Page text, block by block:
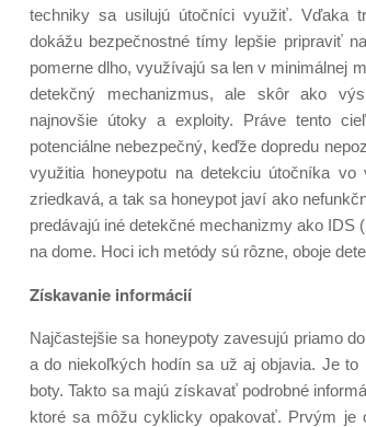
techniky sa usilujú útočníci využiť. Vďaka
dokážu bezpečnostné tímy lepšie pripraviť
pomerne dlho, využívajú sa len v minimálnej
detekčný mechanizmus, ale skôr ako
najnovšie útoky a exploity. Práve tento
potenciálne nebezpečný, keďže dopredu
využitia honeypotu na detekciu útočníka
zriedkavá, a tak sa honeypot javí ako
predávajú iné detekčné mechanizmy ako
na dome. Hoci ich metódy sú rôzne, oboje
Získavanie informácií
Najčastejšie sa honeypoty zavesujú priamo
a do niekoľkých hodín sa už aj objavia. Je to
boty. Takto sa majú získavať podrobné
ktoré sa môžu cyklicky opakovať. Prvým je